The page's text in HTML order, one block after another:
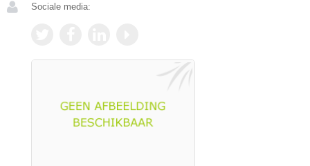
Sociale media: